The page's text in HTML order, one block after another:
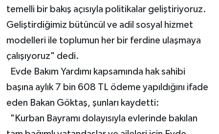
temelli bir bakış açısıyla politikalar geliştiriyoruz.
Geliştirdiğimiz bütüncül ve adil sosyal hizmet
modelleri ile toplumun her bir ferdine ulaşmaya
çalışıyoruz" dedi.
Evde Bakım Yardımı kapsamında hak sahibi
başına aylık 7 bin 608 TL ödeme yapıldığını ifade
eden Bakan Göktaş, şunları kaydetti:
"Kurban Bayramı dolayısıyla evlerinde bakılan